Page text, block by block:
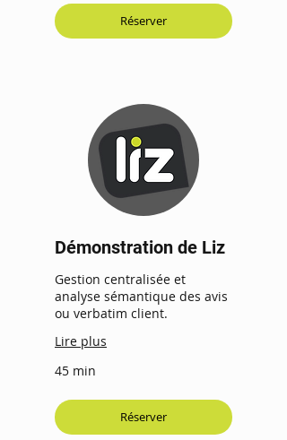
Réserver
Démonstration de Liz
Gestion centralisée et
analyse sémantique des avis
ou verbatim client.
Lire plus
45 min
Réserver